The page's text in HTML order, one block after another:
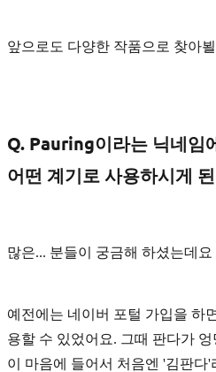
앞으로도 다양한 작품으로 찾아
Q. Pauring이라는 닉네임
어떤 계기로 사용하시게
많은... 분들이 궁금해 하셨는데요
예전에는 네이버 포털 가입을 하
용할 수 있었어요. 그때 판다가
이 마음에 들어서 처음엔 '김판다